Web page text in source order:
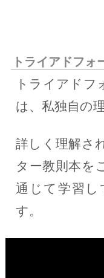
トライアドフォ
トライアドフ
は、私独自の
詳しく理解さ
ター教則本を
通じて学習し
す。